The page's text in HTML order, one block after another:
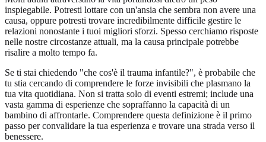
inspiegabile. Potresti lottare con un'ansia che sembra non avere una
causa, oppure potresti trovare incredibilmente difficile gestire le
relazioni nonostante i tuoi migliori sforzi. Spesso cerchiamo risposte
nelle nostre circostanze attuali, ma la causa principale potrebbe
risalire a molto tempo fa.
Se ti stai chiedendo "che cos'è il trauma infantile?", è probabile che
tu stia cercando di comprendere le forze invisibili che plasmano la
tua vita quotidiana. Non si tratta solo di eventi estremi; include una
vasta gamma di esperienze che sopraffanno la capacità di un
bambino di affrontarle. Comprendere questa definizione è il primo
passo per convalidare la tua esperienza e trovare una strada verso il
benessere.